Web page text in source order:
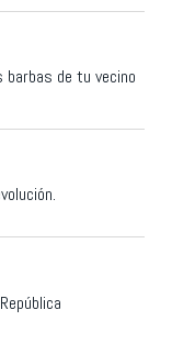
barbas de tu vecino